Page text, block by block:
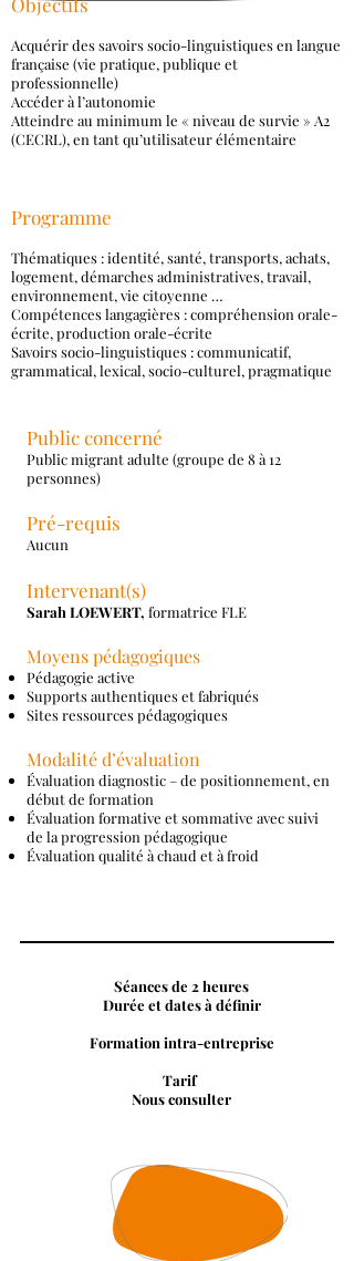
Acquérir des savoirs socio-linguistiques en langue
française (vie pratique, publique et
professionnelle)
Accéder à l’autonomie
Atteindre au minimum le « niveau de survie » A2
(CECRL), en tant qu’utilisateur élémentaire
Programme
Thématiques : identité, santé, transports, achats,
logement, démarches administratives, travail,
environnement, vie citoyenne …
Compétences langagières : compréhension orale-
écrite, production orale-écrite
Savoirs socio-linguistiques : communicatif,
grammatical, lexical, socio-culturel, pragmatique
Public concerné
Public migrant adulte (groupe de 8 à 12
personnes)
Pré-requis
Aucun
Intervenant(s)
Sarah LOEWERT, formatrice FLE
Moyens pédagogiques
Pédagogie active
Supports authentiques et fabriqués
Sites ressources pédagogiques
Modalité d’évaluation
Évaluation diagnostic – de positionnement, en
début de formation
Évaluation formative et sommative avec suivi
de la progression pédagogique
Évaluation qualité à chaud et à froid
Séances de 2 heures
Durée et dates à définir
Formation intra-entreprise
Tarif
Nous consulter